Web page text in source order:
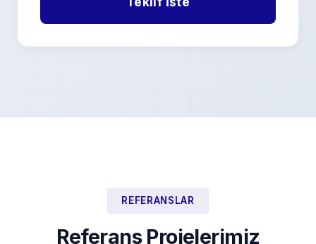
REFERANSLAR
Referans Projelerimiz